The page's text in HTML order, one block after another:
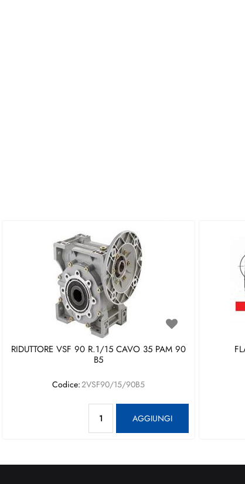
RIDUTTORE VSF 90 R.1/15 CAVO 35 PAM 90
B5
Codice:2VSF90/15/90B5
AGGIUNGI